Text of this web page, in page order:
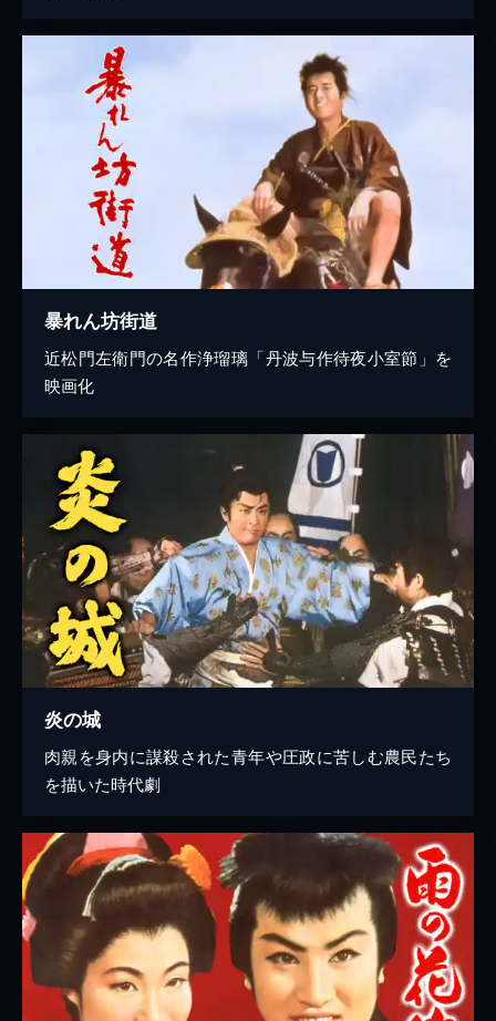
暴れん坊街道
近松門左衛門の名作浄瑠璃「丹波与作待夜小室節」を
映画化
炎の城
肉親を身内に謀殺された青年や圧政に苦しむ農民たち
を描いた時代劇